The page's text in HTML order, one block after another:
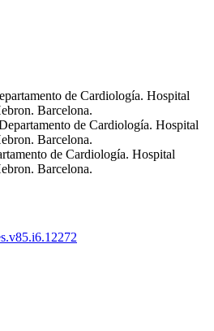
de Cardiología. Hospital
Barcelona.
de Cardiología. Hospital
Barcelona.
de Cardiología. Hospital
Barcelona.